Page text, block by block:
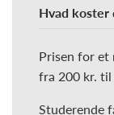
Hvad koster
Prisen for et
fra 200 kr.
Studerende